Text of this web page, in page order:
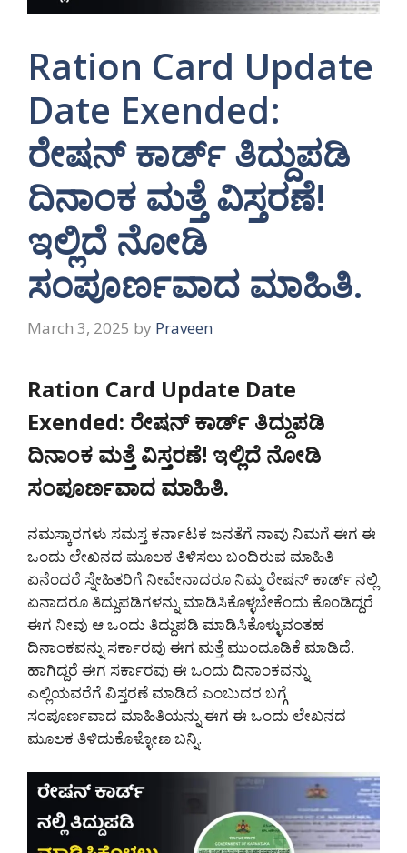
Ration Card Update
Date Exended:
ರೇಷನ್ ಕಾರ್ಡ್ ತಿದ್ದುಪಡಿ
ದಿನಾಂಕ ಮತ್ತೆ ವಿಸ್ತರಣೆ!
ಇಲ್ಲಿದೆ ನೋಡಿ
ಸಂಪೂರ್ಣವಾದ ಮಾಹಿತಿ.
March 3, 2025 by Praveen
Ration Card Update Date
Exended: ರೇಷನ್ ಕಾರ್ಡ್ ತಿದ್ದುಪಡಿ
ದಿನಾಂಕ ಮತ್ತೆ ವಿಸ್ತರಣೆ! ಇಲ್ಲಿದೆ ನೋಡಿ
ಸಂಪೂರ್ಣವಾದ ಮಾಹಿತಿ.
ನಮಸ್ಕಾರಗಳು ಸಮಸ್ತ ಕರ್ನಾಟಕ ಜನತೆಗೆ ನಾವು ನಿಮಗೆ ಈಗ ಈ
ಒಂದು ಲೇಖನದ ಮೂಲಕ ತಿಳಿಸಲು ಬಂದಿರುವ ಮಾಹಿತಿ
ಏನೆಂದರೆ ಸ್ನೇಹಿತರಿಗೆ ನೀವೇನಾದರೂ ನಿಮ್ಮ ರೇಷನ್ ಕಾರ್ಡ್ ನಲ್ಲಿ
ಏನಾದರೂ ತಿದ್ದುಪಡಿಗಳನ್ನು ಮಾಡಿಸಿಕೊಳ್ಳಬೇಕೆಂದು ಕೊಂಡಿದ್ದರೆ
ಈಗ ನೀವು ಆ ಒಂದು ತಿದ್ದುಪಡಿ ಮಾಡಿಸಿಕೊಳ್ಳುವಂತಹ
ದಿನಾಂಕವನ್ನು ಸರ್ಕಾರವು ಈಗ ಮತ್ತೆ ಮುಂದೂಡಿಕೆ ಮಾಡಿದೆ.
ಹಾಗಿದ್ದರೆ ಈಗ ಸರ್ಕಾರವು ಈ ಒಂದು ದಿನಾಂಕವನ್ನು
ಎಲ್ಲಿಯವರೆಗೆ ವಿಸ್ತರಣೆ ಮಾಡಿದೆ ಎಂಬುದರ ಬಗ್ಗೆ
ಸಂಪೂರ್ಣವಾದ ಮಾಹಿತಿಯನ್ನು ಈಗ ಈ ಒಂದು ಲೇಖನದ
ಮೂಲಕ ತಿಳಿದುಕೊಳ್ಳೋಣ ಬನ್ನಿ.